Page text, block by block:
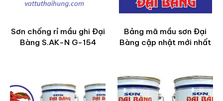
Sơn chống rỉ mầu ghi Đại
Bàng S.AK-N G-154
Bảng mã mầu sơn Đại
Bàng cập nhật mới nhất